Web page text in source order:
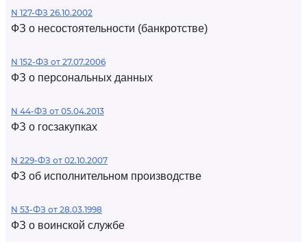
N 127-ФЗ 26.10.2002
ФЗ о несостоятельности (банкротстве)
N 152-ФЗ от 27.07.2006
ФЗ о персональных данных
N 44-ФЗ от 05.04.2013
ФЗ о госзакупках
N 229-ФЗ от 02.10.2007
ФЗ об исполнительном производстве
N 53-ФЗ от 28.03.1998
ФЗ о воинской службе